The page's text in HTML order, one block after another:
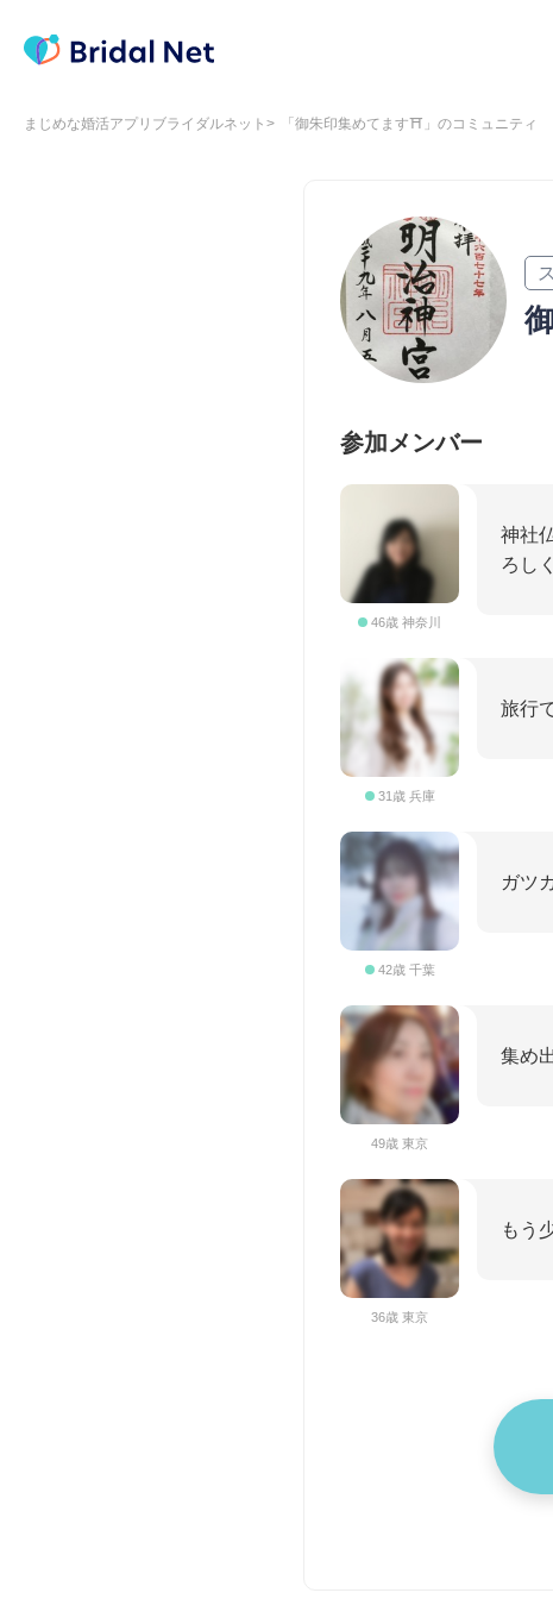
まじめな婚活アプリブライダルネット 「御朱印集めてます⛩」のコミュニティ
参加メンバー
46歳 神奈川
神社
ろし
31歳 兵庫
旅行
42歳 千葉
ガツ
49歳 東京
集め
36歳 東京
もう